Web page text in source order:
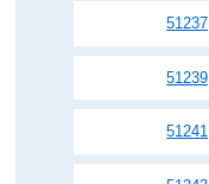
51237
51239
51241